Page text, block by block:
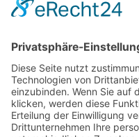
GRÜNHAGE
BEI WIND UND
SCHLAFKABINEN